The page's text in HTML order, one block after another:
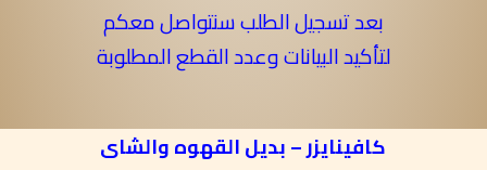
بعد تسجيل الطلب سنتواصل معكم
لتأكيد البيانات وعدد القطع المطلوبة
كافينايزر – بديل القهوه والشاى